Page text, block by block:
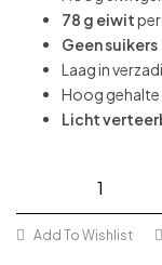
78 g eiwit
Geen suikers
Laag in
Hoog gehalte
Licht
Add To Wishlist